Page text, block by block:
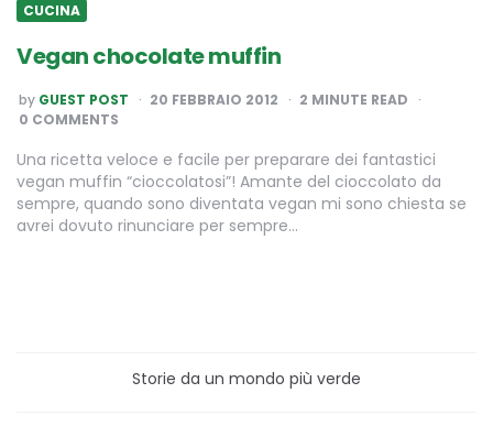
CUCINA
Vegan chocolate muffin
POSTED
BY
by GUEST POST 20 FEBBRAIO 2012 2 MINUTE READ
0 COMMENTS
Una ricetta veloce e facile per preparare dei fantastici
vegan muffin “cioccolatosi”! Amante del cioccolato da
sempre, quando sono diventata vegan mi sono chiesta se
avrei dovuto rinunciare per sempre…
Storie da un mondo più verde